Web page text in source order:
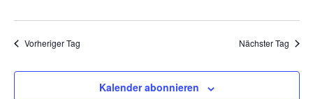
Vorheriger Tag Nächster Tag
Kalender abonnieren